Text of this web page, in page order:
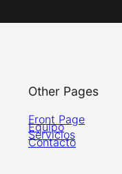
Other Pages
Front Page
Equipo
Servicios
Contacto